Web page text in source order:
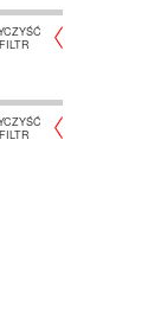
FILTR
FILTR